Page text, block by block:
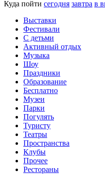
Куда пойти сегодня завтра в
Выставки
Фестивали
С детьми
Активный отдых
Музыка
Шоу
Праздники
Образование
Бесплатно
Музеи
Парки
Погулять
Туристу
Театры
Пространства
Клубы
Прочее
Рестораны